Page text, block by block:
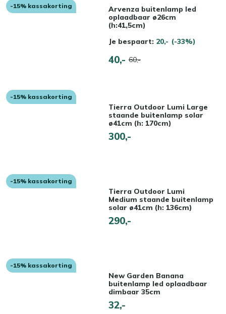
-15% kassakorting
Arvenza buitenlamp led
oplaadbaar ø26cm
(h:41,5cm)
Je bespaart: 20,- (-33%)
40,- 60,-
-15% kassakorting
Tierra Outdoor Lumi Large
staande buitenlamp solar
ø41cm (h: 170cm)
300,-
-15% kassakorting
Tierra Outdoor Lumi
Medium staande buitenlamp
solar ø41cm (h: 136cm)
290,-
-15% kassakorting
New Garden Banana
buitenlamp led oplaadbaar
dimbaar 35cm
32,-